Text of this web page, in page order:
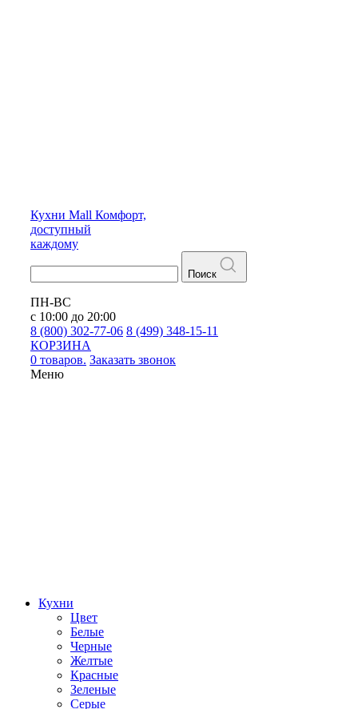
Кухни Mall Комфорт,
доступный
каждому
Поиск
ПН-ВС
с 10:00 до 20:00
8 (800) 302-77-06 8 (499) 348-15-11
КОРЗИНА
0 товаров. Заказать звонок
Меню
Кухни
Цвет
Белые
Черные
Желтые
Красные
Зеленые
Серые